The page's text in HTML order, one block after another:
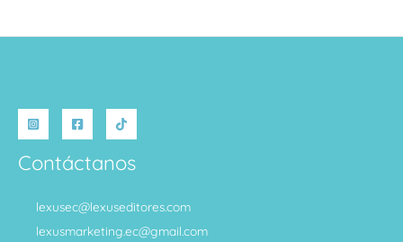
Contáctanos
lexusec@lexuseditores.com
lexusmarketing.ec@gmail.com